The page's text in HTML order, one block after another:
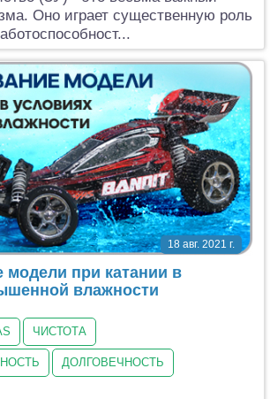
Оно играет существенную роль
18 авг. 2021 г.
при катании в
влажности
ЧИСТОТА
ДОЛГОВЕЧНОСТЬ